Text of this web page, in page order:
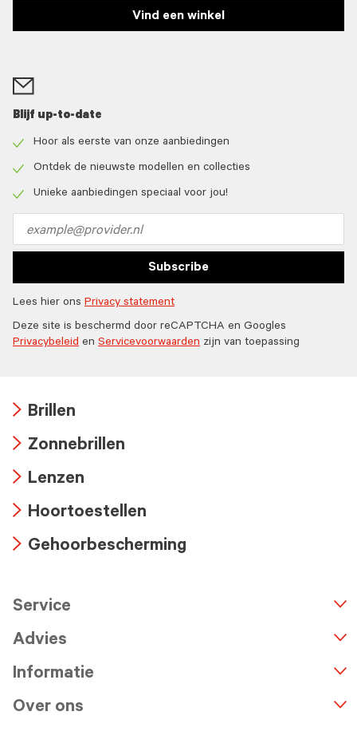
Vind een winkel
Blijf up-to-date
icon
Hoor als eerste van onze aanbiedingen
icon
Ontdek de nieuwste modellen en collecties
Unieke aanbiedingen speciaal voor jou!
address
Subscribe
Lees hier ons Privacy statement
Deze site is beschermd door reCAPTCHA en Googles
Privacybeleid en Servicevoorwaarden zijn van toepassing
icon
Brillen
icon
Zonnebrillen
icon
Lenzen
icon
Hoortoestellen
Gehoorbescherming
Service
Advies
Informatie
Over ons